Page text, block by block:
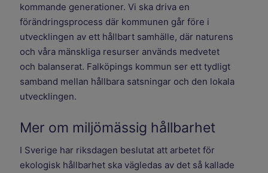
kommande generationer. Vi ska driva en
förändringsprocess där kommunen går före i
utvecklingen av ett hållbart samhälle, där naturens
och våra mänskliga resurser används medvetet
och balanserat. Falköpings kommun ser ett tydligt
samband mellan hållbara satsningar och den lokala
utvecklingen.
Mer om miljömässig hållbarhet
I Sverige har riksdagen beslutat att arbetet för
ekologisk hållbarhet ska vägledas av det så kallade